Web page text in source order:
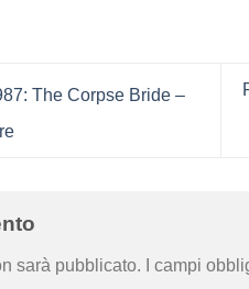
The Corpse Bride –
sarà pubblicato. I campi